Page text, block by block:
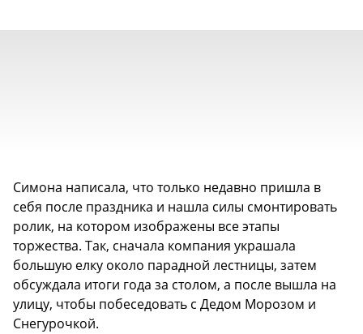
Симона написала, что только недавно пришла в
себя после праздника и нашла силы смонтировать
ролик, на котором изображены все этапы
торжества. Так, сначала компания украшала
большую елку около парадной лестницы, затем
обсуждала итоги года за столом, а после вышла на
улицу, чтобы побеседовать с Дедом Морозом и
Снегурочкой.